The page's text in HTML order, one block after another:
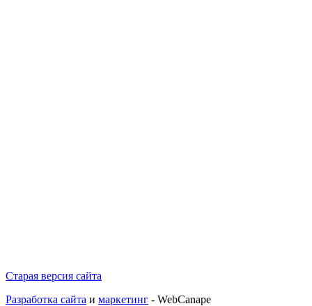
Старая версия сайта
Разработка сайта и маркетинг - WebCanape